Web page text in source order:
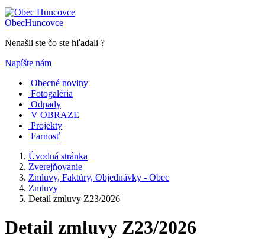
ObecHuncovce
Nenašli ste čo ste hľadali ?
Napíšte nám
Obecné noviny
Fotogaléria
Odpady
V OBRAZE
Projekty
Farnosť
Úvodná stránka
Zverejňovanie
Zmluvy, Faktúry, Objednávky - Obec
Zmluvy
Detail zmluvy Z23/2026
Detail zmluvy Z23/2026